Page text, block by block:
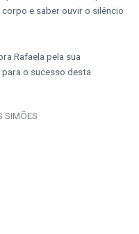
e saber ouvir o silêncio
Rafaela pela sua
o sucesso desta
SIMÕES